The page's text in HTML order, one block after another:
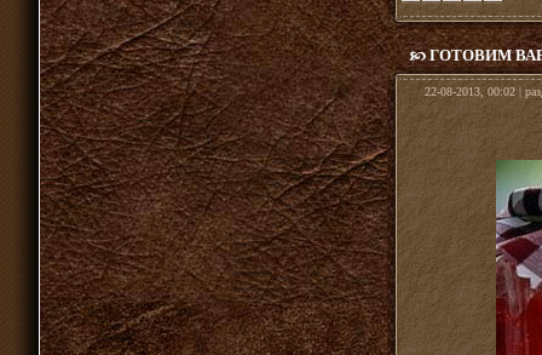
ГОТОВИМ
22-08-2013, 00:02 |